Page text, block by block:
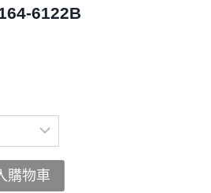
6122B
購物車